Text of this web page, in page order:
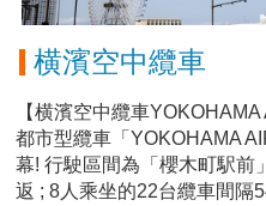
横濱空中纜車
【横濱空中纜車
都市型纜車「YOKOHAMA
幕! 行駛區間為「櫻木町駅前
返 ; 8人乘坐的22台纜車間隔